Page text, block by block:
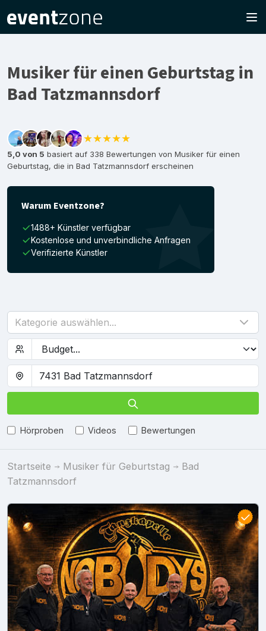
Musiker für einen Geburtstag in
Bad Tatzmannsdorf
★★★★★
5,0 von 5 basiert auf 338 Bewertungen von Musiker für einen
Geburtstag, die in Bad Tatzmannsdorf erscheinen
Warum Eventzone?
1488+ Künstler verfügbar
Kostenlose und unverbindliche Anfragen
Verifizierte Künstler
Kategorie auswählen...
Hörproben Videos Bewertungen
Startseite Musiker für Geburtstag
Bad
Tatzmannsdorf